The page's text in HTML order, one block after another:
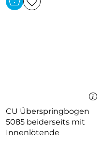
CU Überspringbogen
5085 beiderseits mit
Innenlötende